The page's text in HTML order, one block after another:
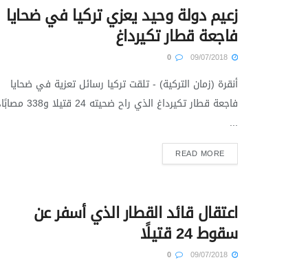
زعيم دولة وحيد يعزي تركيا في ضحايا
فاجعة قطار تكيرداغ
أنقرة (زمان التركية) - تلقت تركيا رسائل تعزية في ضحايا
فاجعة قطار تكيرداغ الذي راح ضحيته 24 قتيلا و338 مصابًا،
...
READ MORE
اعتقال قائد القطار الذي أسفر عن
سقوط 24 قتيلًا